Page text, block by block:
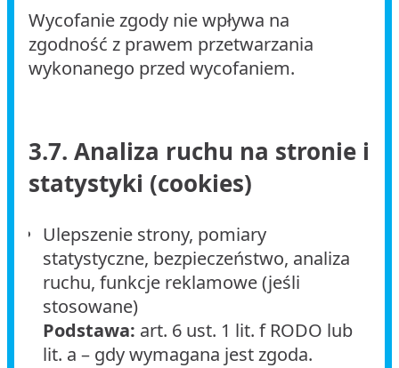
Wycofanie zgody nie wpływa na
zgodność z prawem przetwarzania
wykonanego przed wycofaniem.
3.7. Analiza ruchu na stronie i
statystyki (cookies)
Ulepszenie strony, pomiary
statystyczne, bezpieczeństwo, analiza
ruchu, funkcje reklamowe (jeśli
stosowane)
Podstawa: art. 6 ust. 1 lit. f RODO lub
lit. a – gdy wymagana jest zgoda.